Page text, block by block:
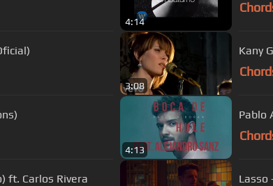
4:14
3:08
Kany
4:13
Pablo
ft. Carlos Rivera Lasso